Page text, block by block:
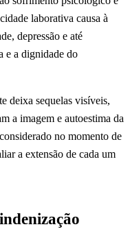
laborativa causa à
depressão e até
e a dignidade do
deixa sequelas visíveis,
a imagem e autoestima da
no momento de
a extensão de cada um